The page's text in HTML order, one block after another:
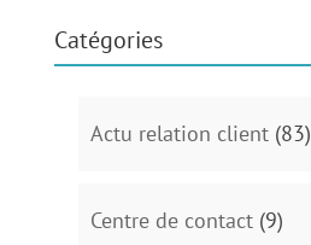
Catégories
Actu relation client(83)
Centre de contact(9)